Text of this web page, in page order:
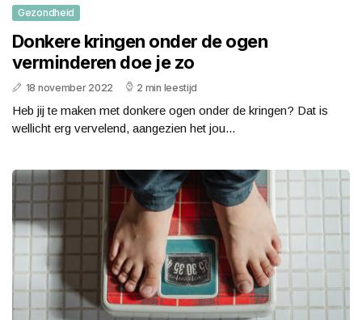
Gezondheid
Donkere kringen onder de ogen
verminderen doe je zo
18 november 2022 2 min leestijd
Heb jij te maken met donkere ogen onder de kringen? Dat is
wellicht erg vervelend, aangezien het jou...